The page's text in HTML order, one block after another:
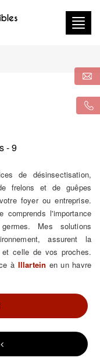
- 9
de désinsectisation,
frelons et de guêpes
foyer ou entreprise.
l'importance
Mes solutions
assurent la
et celle de vos proches.
à Illartein en un havre